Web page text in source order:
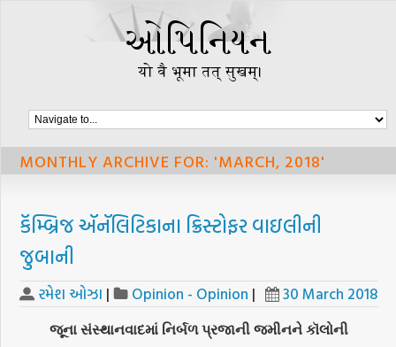
MONTHLY ARCHIVE FOR: 'MARCH, 2018'
કૅમ્બ્રિજ ઍનૅલિટિકાના ક્રિસ્ટોફર વાઇલીની
જુબાની
રમેશ ઓઝા | Opinion - Opinion | 30 March 2018
જૂના સંસ્થાનવાદમાં નિર્બળ પ્રજાની જમીનને કૉલોની